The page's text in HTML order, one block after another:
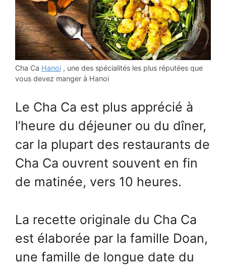
Cha Ca Hanoi , une des spécialités les plus réputées que
vous devez manger à Hanoi
Le Cha Ca est plus apprécié à
l’heure du déjeuner ou du dîner,
car la plupart des restaurants de
Cha Ca ouvrent souvent en fin
de matinée, vers 10 heures.
La recette originale du Cha Ca
est élaborée par la famille Doan,
une famille de longue date du